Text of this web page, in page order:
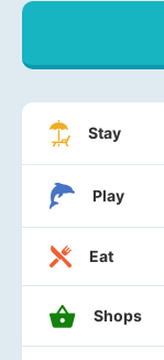
Stay
Play
Eat
Shops